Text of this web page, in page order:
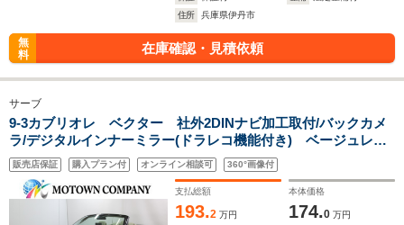
住所
兵庫県伊丹市
無
料
在庫確認・見積依頼
サーブ
9-3カブリオレ ベクター 社外2DINナビ加工取付/バックカメ
ラ/デジタルインナーミラー(ドラレコ機能付き) ベージュレザ
ーシート/シートヒーター/パワーシート 電動オープンOK
HIDヘッドライト
販売店保証 購入プラン付 オンライン相談可 360°画像付
支払総額
193.2 万円
本体価格
174.0 万円